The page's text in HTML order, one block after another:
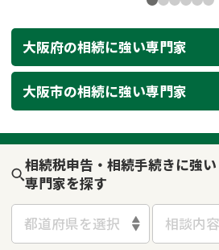
大阪府の相続に強い専門家
大阪市の相続に強い専門家
相続税申告・相続手続きに強い
専門家を探す
都道府県を選択 相談内